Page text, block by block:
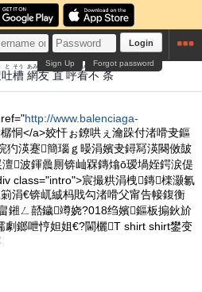
Login
Forgot password
Sign Up
吐
と
槽
そう
網
あみ
友
とも
直
ちょく
呼
こ
看
かん
不
ふ
条
じょう
http://www.balenciaga-
恫</a>姣忓ぉ鐐哄ぇ瀹跺付渚嗗叏鏂
犳渶蹇簡瑙ｇ暥涓嬪叏鐞冩渶闋傚皷
波鍕曟厠锛屾槑鏄熻ō瑷堝姪鍔涙偍
class="intro">宸撮粠涓栧鏄檪灏氱
涓€锛屼絾杩戝勾渚嗗父甯告帹鍑衡
鎺ㄥ嚭鐬竴娆?018绉嬪鏂板搧鈥斺
劇鎯呭悙妲姐€?閫欐T shirt shirt鐢变